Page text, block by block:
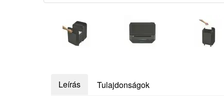
Leírás Tulajdonságok